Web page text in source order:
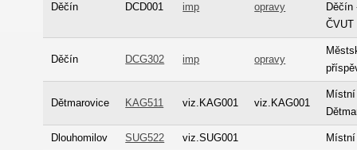
Děčín DCD001 imp opravy
Děčín
ČVUT
Děčín DCG302 imp opravy
Dětmarovice KAG511 viz.KAG001 viz.KAG001
Dlouhomilov SUG522 viz.SUG001